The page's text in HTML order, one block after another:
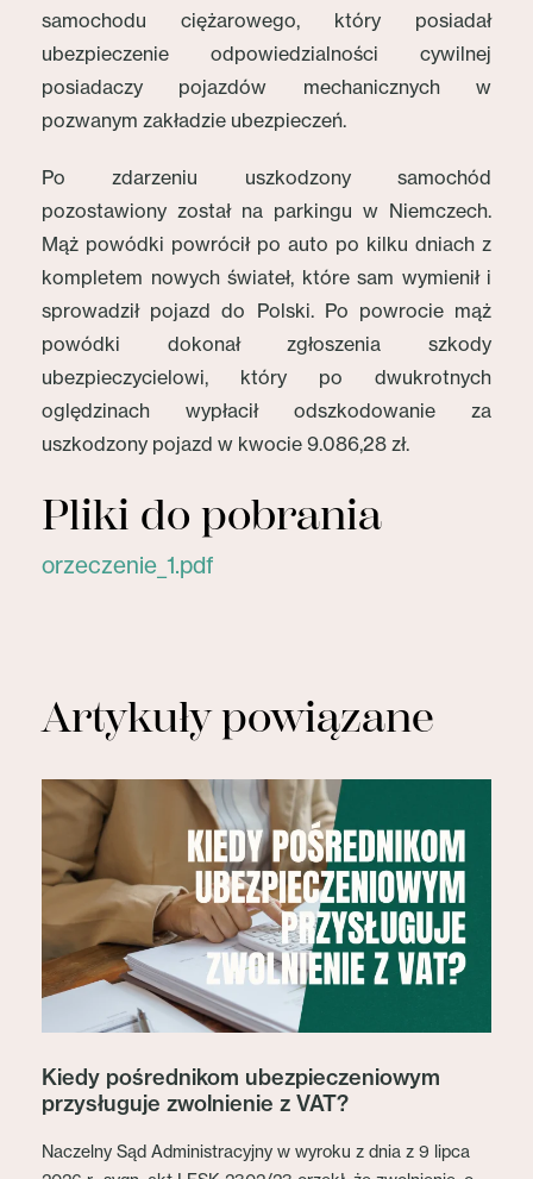
samochodu ciężarowego, który posiadał
ubezpieczenie odpowiedzialności cywilnej
posiadaczy pojazdów mechanicznych w
pozwanym zakładzie ubezpieczeń.
Po zdarzeniu uszkodzony samochód
pozostawiony został na parkingu w Niemczech.
Mąż powódki powrócił po auto po kilku dniach z
kompletem nowych świateł, które sam wymienił i
sprowadził pojazd do Polski. Po powrocie mąż
powódki dokonał zgłoszenia szkody
ubezpieczycielowi, który po dwukrotnych
oględzinach wypłacił odszkodowanie za
uszkodzony pojazd w kwocie 9.086,28 zł.
Pliki do pobrania
orzeczenie_1.pdf
Artykuły powiązane
Kiedy pośrednikom ubezpieczeniowym
przysługuje zwolnienie z VAT?
Naczelny Sąd Administracyjny w wyroku z dnia z 9 lipca